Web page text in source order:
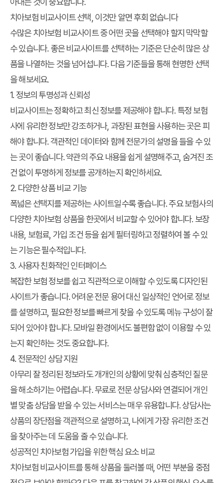
치아보험 비교사이트 선택, 이것만 알면 후회 없습니다
수많은 치아보험 비교사이트 중 어떤 곳을 선택해야 할지 막막할
수 있습니다. 좋은 비교사이트를 선택하는 기준은 단순히 많은 상
품을 나열하는 것을 넘어섭니다. 다음 기준들을 통해 현명한 선택
을 해보세요.
1. 정보의 투명성과 신뢰성
비교사이트는 정확하고 최신 정보를 제공해야 합니다. 특정 보험
사에 유리한 정보만 강조하거나, 과장된 표현을 사용하는 곳은 피
해야 합니다. 객관적인 데이터와 함께 전문가의 설명을 들을 수 있
는 곳이 좋습니다. 약관의 주요 내용을 쉽게 설명해주고, 숨겨진 조
건 없이 투명하게 정보를 공개하는지 확인하세요.
2. 다양한 상품 비교 기능
폭넓은 선택지를 제공하는 사이트일수록 좋습니다. 주요 보험사의
다양한 치아보험 상품을 한곳에서 비교할 수 있어야 합니다. 보장
내용, 보험료, 가입 조건 등을 쉽게 필터링하고 정렬하여 볼 수 있
는 기능은 필수적입니다.
3. 사용자 친화적인 인터페이스
복잡한 보험 정보를 쉽고 직관적으로 이해할 수 있도록 디자인된
사이트가 좋습니다. 어려운 전문 용어 대신 일상적인 언어로 정보
를 설명하고, 필요한 정보를 빠르게 찾을 수 있도록 메뉴 구성이 잘
되어 있어야 합니다. 모바일 환경에서도 불편함 없이 이용할 수 있
는지 확인하는 것도 중요합니다.
4. 전문적인 상담 지원
아무리 잘 정리된 정보라도 개개인의 상황에 맞춰 심층적인 질문
을 해소하기는 어렵습니다. 무료로 전문 상담사와 연결되어 개인
별 맞춤 상담을 받을 수 있는 서비스는 매우 유용합니다. 상담사는
상품의 장단점을 객관적으로 설명하고, 나에게 가장 유리한 조건
을 찾아주는 데 도움을 줄 수 있습니다.
성공적인 치아보험 가입을 위한 핵심 요소 비교
치아보험 비교사이트를 통해 상품을 둘러볼 때, 어떤 부분을 중점